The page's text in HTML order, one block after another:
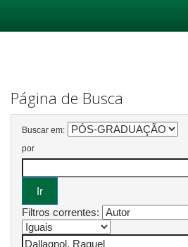
Página de Busca
Buscar em:
por
Filtros correntes: